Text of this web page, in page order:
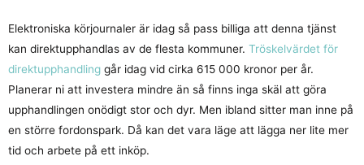
Elektroniska körjournaler är idag så pass billiga att denna tjänst
kan direktupphandlas av de flesta kommuner. Tröskelvärdet för
direktupphandling går idag vid cirka 615 000 kronor per år.
Planerar ni att investera mindre än så finns inga skäl att göra
upphandlingen onödigt stor och dyr. Men ibland sitter man inne på
en större fordonspark. Då kan det vara läge att lägga ner lite mer
tid och arbete på ett inköp.